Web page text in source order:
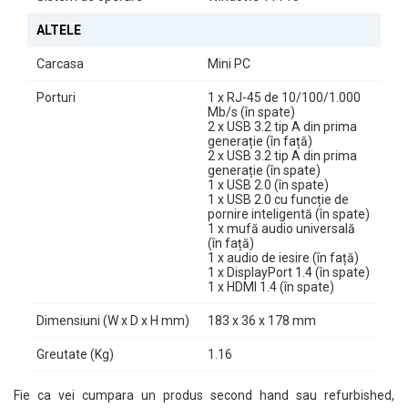
ALTELE
Carcasa Mini PC
Porturi
1 x RJ-45 de 10/100/1.000
Mb/s (în spate)
2 x USB 3.2 tip A din prima
generație (în față)
2 x USB 3.2 tip A din prima
generație (în spate)
1 x USB 2.0 (în spate)
1 x USB 2.0 cu funcție de
pornire inteligentă (în spate)
1 x mufă audio universală
(în față)
1 x audio de iesire (în față)
1 x DisplayPort 1.4 (în spate)
1 x HDMI 1.4 (în spate)
Dimensiuni (W x D x H mm) 183 x 36 x 178 mm
Greutate (Kg) 1.16
Fie ca vei cumpara un produs second hand sau refurbished,